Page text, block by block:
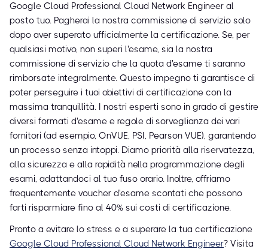
Google Cloud Professional Cloud Network Engineer al
posto tuo. Pagherai la nostra commissione di servizio solo
dopo aver superato ufficialmente la certificazione. Se, per
qualsiasi motivo, non superi l'esame, sia la nostra
commissione di servizio che la quota d'esame ti saranno
rimborsate integralmente. Questo impegno ti garantisce di
poter perseguire i tuoi obiettivi di certificazione con la
massima tranquillità. I nostri esperti sono in grado di gestire
diversi formati d'esame e regole di sorveglianza dei vari
fornitori (ad esempio, OnVUE, PSI, Pearson VUE), garantendo
un processo senza intoppi. Diamo priorità alla riservatezza,
alla sicurezza e alla rapidità nella programmazione degli
esami, adattandoci al tuo fuso orario. Inoltre, offriamo
frequentemente voucher d'esame scontati che possono
farti risparmiare fino al 40% sui costi di certificazione.
Pronto a evitare lo stress e a superare la tua certificazione
Google Cloud Professional Cloud Network Engineer? Visita